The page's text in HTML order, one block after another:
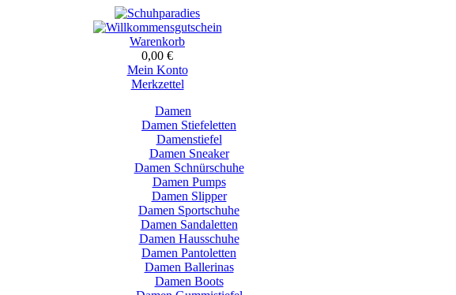
Warenkorb
0,00 €
Mein Konto
Merkzettel
Damen
Damen Stiefeletten
Damenstiefel
Damen Sneaker
Damen Schnürschuhe
Damen Pumps
Damen Slipper
Damen Sportschuhe
Damen Sandaletten
Damen Hausschuhe
Damen Pantoletten
Damen Ballerinas
Damen Boots